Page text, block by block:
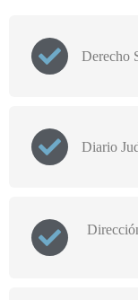
Derecho
Diario